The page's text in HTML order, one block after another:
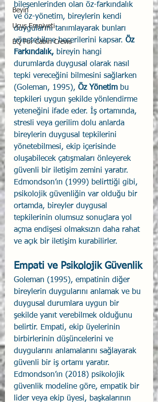
Beyin
Uçuş Emniyeti
EQ For Cabin Crews
bileşenlerinden olan öz-farkındalık
ve öz-yönetim, bireylerin kendi
duygularını tanımlayarak bunları
yönetebilme becerilerini kapsar. Öz
Farkındalık, bireyin hangi
durumlarda duygusal olarak nasıl
tepki vereceğini bilmesini sağlarken
(Goleman, 1995), Öz Yönetim bu
tepkileri uygun şekilde yönlendirme
yeteneğini ifade eder. İş ortamında,
stresli veya gerilim dolu anlarda
bireylerin duygusal tepkilerini
yönetebilmesi, ekip içerisinde
oluşabilecek çatışmaları önleyerek
güvenli bir iletişim zemini yaratır.
Edmondson’ın (1999) belirttiği gibi,
psikolojik güvenliğin var olduğu bir
ortamda, bireyler duygusal
tepkilerinin olumsuz sonuçlara yol
açma endişesi olmaksızın daha rahat
ve açık bir iletişim kurabilirler.
Empati ve Psikolojik Güvenlik
Goleman (1995), empatinin diğer
bireylerin duygularını anlamak ve bu
duygusal durumlara uygun bir
şekilde yanıt verebilmek olduğunu
belirtir. Empati, ekip üyelerinin
birbirlerinin düşüncelerini ve
duygularını anlamalarını sağlayarak
güvenli bir iş ortamı yaratır.
Edmondson’ın (2018) psikolojik
güvenlik modeline göre, empatik bir
lider veya ekip üyesi, başkalarının